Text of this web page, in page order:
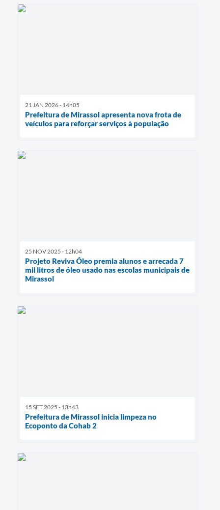
21 JAN 2026 - 14h05
Prefeitura de Mirassol apresenta nova frota de
veículos para reforçar serviços à população
25 NOV 2025 - 12h04
Projeto Reviva Óleo premia alunos e arrecada 7
mil litros de óleo usado nas escolas municipais de
Mirassol
15 SET 2025 - 13h43
Prefeitura de Mirassol inicia limpeza no
Ecoponto da Cohab 2